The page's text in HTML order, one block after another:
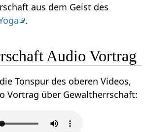
Geist des
.
Gewaltherrschaft‏‎ Audio Vortrag
Tonspur des oberen Videos,
also einen Audio Vortrag über Gewaltherrschaft‏‎: